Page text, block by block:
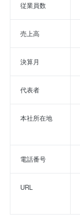
従業員数
売上高
決算月
代表者
本社所在地
電話番号
URL